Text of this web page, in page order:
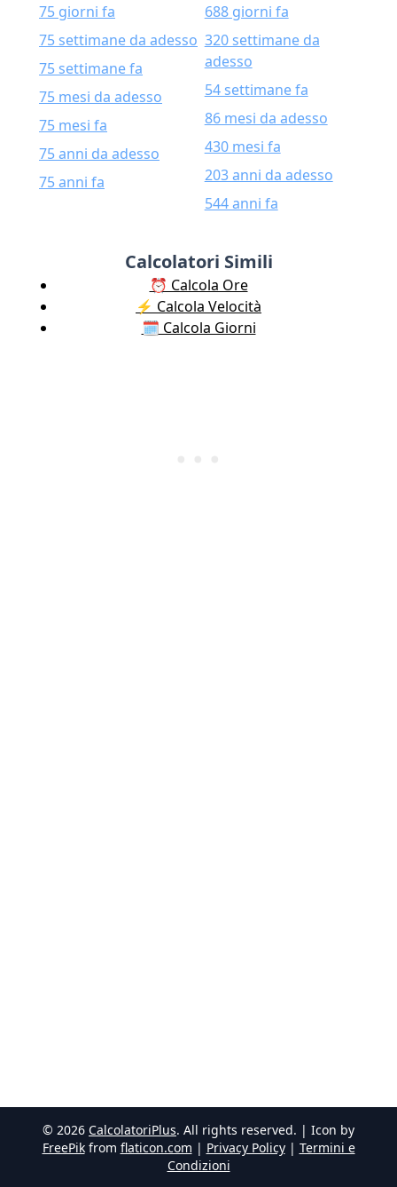
75 giorni fa
75 settimane da adesso
75 settimane fa
75 mesi da adesso
75 mesi fa
75 anni da adesso
75 anni fa
688 giorni fa
320 settimane da
adesso
54 settimane fa
86 mesi da adesso
430 mesi fa
203 anni da adesso
544 anni fa
Calcolatori Simili
⏰ Calcola Ore
⚡️ Calcola Velocità
🗓️ Calcola Giorni
© 2026 CalcolatoriPlus. All rights reserved. | Icon by
FreePik from flaticon.com | Privacy Policy| Termini e
Condizioni